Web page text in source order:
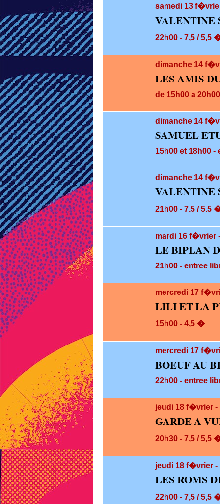
samedi 13
VALENTINE
22h00 - 7,5 / 5,5
dimanche 14
LES AMIS
de 15h00 a
dimanche 14
SAMUEL
15h00 et 18h00 -
dimanche 14
VALENTINE
21h00 - 7,5 / 5,5
mardi 16 f�vrier
LE BIPLAN
21h00 - entree
mercredi 17
LILI ET LA
15h00 - 4,5 �
mercredi 17
BOEUF AU
22h00 - entree
jeudi 18 f�vrier
GARDE A
20h30 - 7,5 / 5,5
jeudi 18 f�vrier -
LES ROMS
22h00 - 7,5 / 5,5